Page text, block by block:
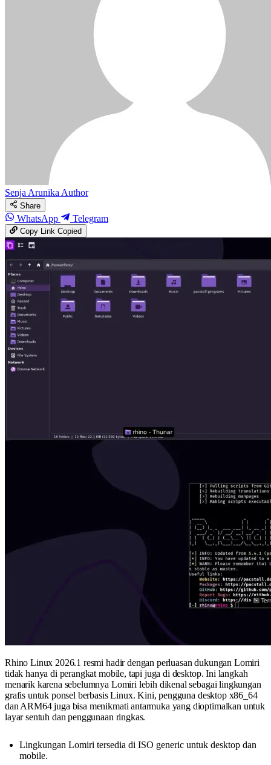
Senja ArunikaAuthor
Share
WhatsApp Telegram
Copy LinkCopied
Rhino Linux 2026.1 resmi hadir dengan perluasan dukungan Lomiri
tidak hanya di perangkat mobile, tapi juga di desktop. Ini langkah
menarik karena sebelumnya Lomiri lebih dikenal sebagai lingkungan
grafis untuk ponsel berbasis Linux. Kini, pengguna desktop x86_64
dan ARM64 juga bisa menikmati antarmuka yang dioptimalkan untuk
layar sentuh dan penggunaan ringkas.
Lingkungan Lomiri tersedia di ISO generic untuk desktop dan
mobile.